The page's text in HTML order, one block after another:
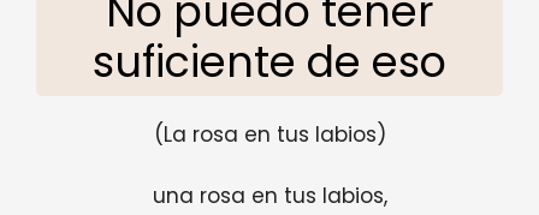
suficiente de eso
(La rosa en tus labios)
una rosa en tus labios,